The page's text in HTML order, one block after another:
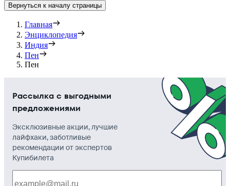
Вернуться к началу страницы
Главная
Энциклопедия
Индия
Пен
Пен
Рассылка с выгодными
предложениями
Эксклюзивные акции, лучшие
лайфхаки, заботливые
рекомендации от экспертов
Купибилета